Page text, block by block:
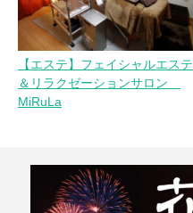
【エステ】フェイシャルエステ
＆リラクゼーションサロン
MiRuLa